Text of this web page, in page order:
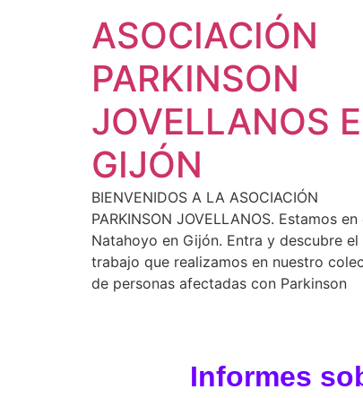
ASOCIACIÓN
PARKINSON
JOVELLANOS
GIJÓN
BIENVENIDOS A LA ASOCIACIÓN
PARKINSON JOVELLANOS. Estamos en
Natahoyo en Gijón. Entra y descubre el
trabajo que realizamos en nuestro
de personas afectadas con Parkinson
Informes